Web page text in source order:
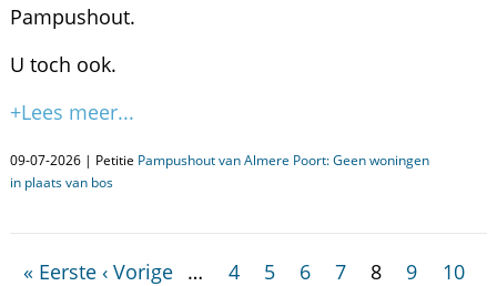
Pampushout.
U toch ook.
+Lees meer...
09-07-2026 | Petitie Pampushout van Almere Poort: Geen woningen
in plaats van bos
« Eerste ‹ Vorige … 4 5 6 7 8 9
10